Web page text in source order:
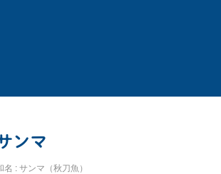
ンマ
名 : サンマ（秋刀魚）